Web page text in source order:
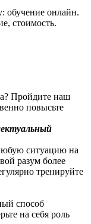
Пройдите наш
повысьте
ситуацию на
разум более
тренируйте
способ
на себя роль